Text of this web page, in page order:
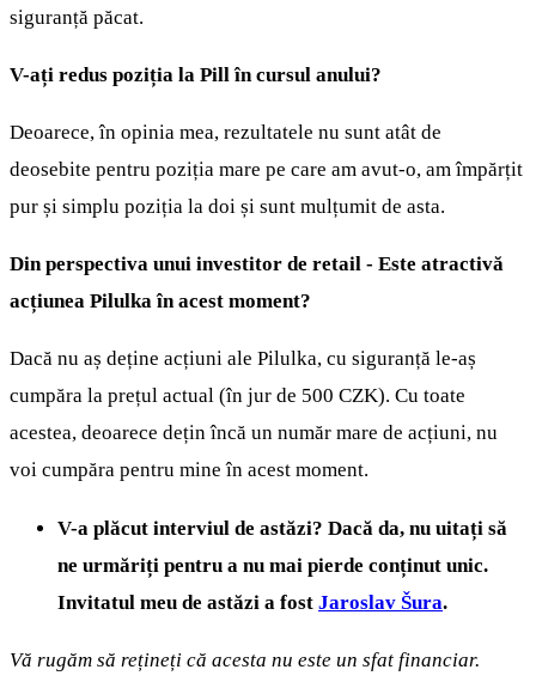
siguranță păcat.
V-ați redus poziția la Pill în cursul anului?
Deoarece, în opinia mea, rezultatele nu sunt atât de
deosebite pentru poziția mare pe care am avut-o, am împărțit
pur și simplu poziția la doi și sunt mulțumit de asta.
Din perspectiva unui investitor de retail - Este atractivă
acțiunea Pilulka în acest moment?
Dacă nu aș deține acțiuni ale Pilulka, cu siguranță le-aș
cumpăra la prețul actual (în jur de 500 CZK). Cu toate
acestea, deoarece dețin încă un număr mare de acțiuni, nu
voi cumpăra pentru mine în acest moment.
V-a plăcut interviul de astăzi? Dacă da, nu uitați să
ne urmăriți pentru a nu mai pierde conținut unic.
Invitatul meu de astăzi a fost Jaroslav Šura.
Vă rugăm să rețineți că acesta nu este un sfat financiar.